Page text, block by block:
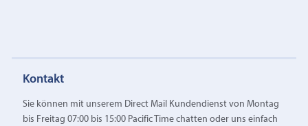
Kontakt
Sie können mit unserem Direct Mail Kundendienst von Montag
bis Freitag 07:00 bis 15:00 Pacific Time chatten oder uns einfach